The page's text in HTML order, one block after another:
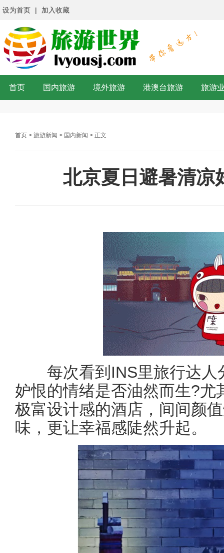
设为首页 | 加入收藏
首页 国内旅游 境外旅游 港澳台旅游 旅游
首页 > 旅游新闻 > 国内新闻 > 正文
北京夏日避暑清凉
每次看到INS里旅行达人
妒恨的情绪是否油然而生?
极富设计感的酒店，间间颜
味，更让幸福感陡然升起。